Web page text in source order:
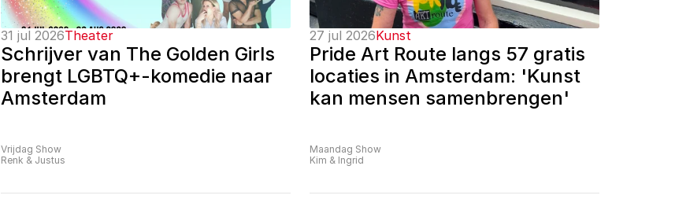
31 jul 2026Theater
Schrijver van The Golden Girls
brengt LGBTQ+-komedie naar
Amsterdam
Vrijdag Show
Renk & Justus
27 jul 2026Kunst
Pride Art Route langs 57 gratis
locaties in Amsterdam: 'Kunst
kan mensen samenbrengen'
Maandag Show
Kim & Ingrid